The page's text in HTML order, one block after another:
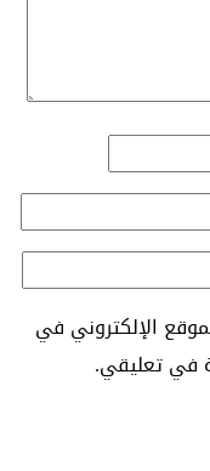
الإلكتروني في
في تعليقي.